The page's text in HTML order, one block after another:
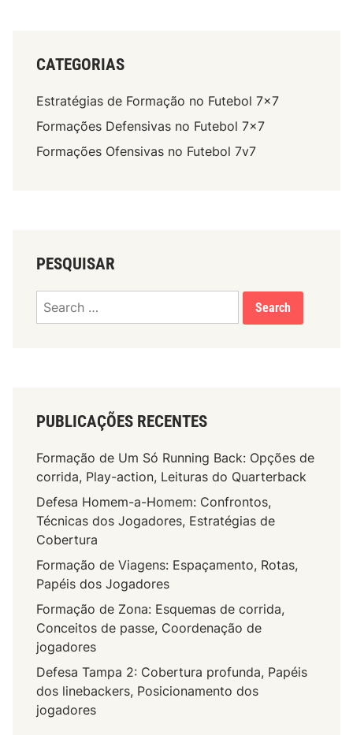
CATEGORIAS
Estratégias de Formação no Futebol 7×7
Formações Defensivas no Futebol 7×7
Formações Ofensivas no Futebol 7v7
PESQUISAR
Search
PUBLICAÇÕES RECENTES
Formação de Um Só Running Back: Opções de
corrida, Play-action, Leituras do Quarterback
Defesa Homem-a-Homem: Confrontos,
Técnicas dos Jogadores, Estratégias de
Cobertura
Formação de Viagens: Espaçamento, Rotas,
Papéis dos Jogadores
Formação de Zona: Esquemas de corrida,
Conceitos de passe, Coordenação de
jogadores
Defesa Tampa 2: Cobertura profunda, Papéis
dos linebackers, Posicionamento dos
jogadores